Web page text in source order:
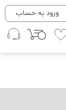
ورود به حساب